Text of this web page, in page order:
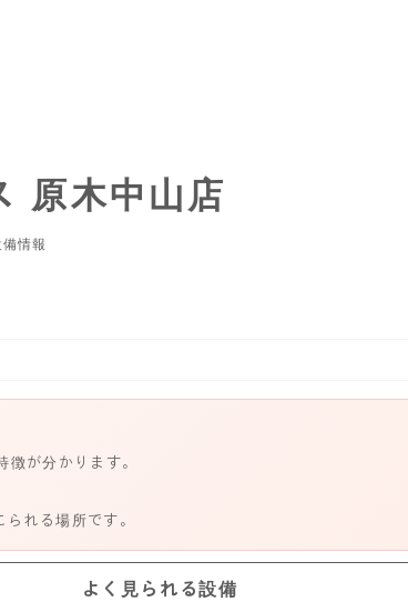
原木中山店
情報
が分かります。
れる場所です。
よく見られる設備